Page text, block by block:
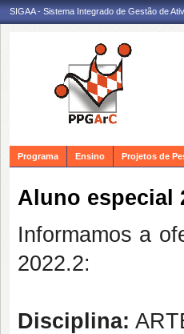
SIGAA - Sistema Integrado de Gestão de
Programa Ensino Projetos de
Aluno especial
Informamos a
2022.2:
Disciplina: